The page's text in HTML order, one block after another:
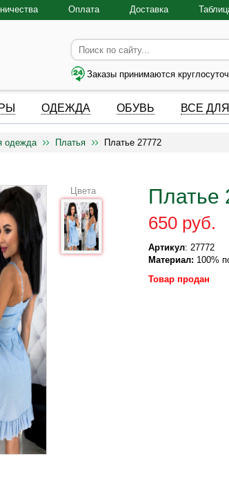
Оплата Доставка
Заказы принимаются
ОДЕЖДА ОБУВЬ ВСЕ
одежда Платья Платье 27772
Платье
650 руб.
Артикул: 27772
Материал: 100%
Цвета
Товар продан